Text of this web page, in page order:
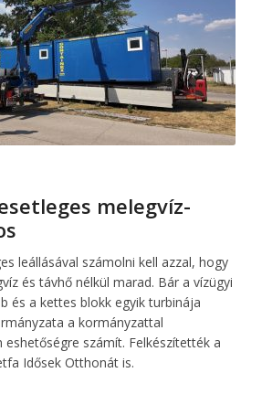
melegvíz-
leállásával számolni kell azzal, hogy
és távhő nélkül marad. Bár a vízügyi
és a kettes blokk egyik turbinája
a kormányzattal
számít. Felkészítették a
Idősek Otthonát is.